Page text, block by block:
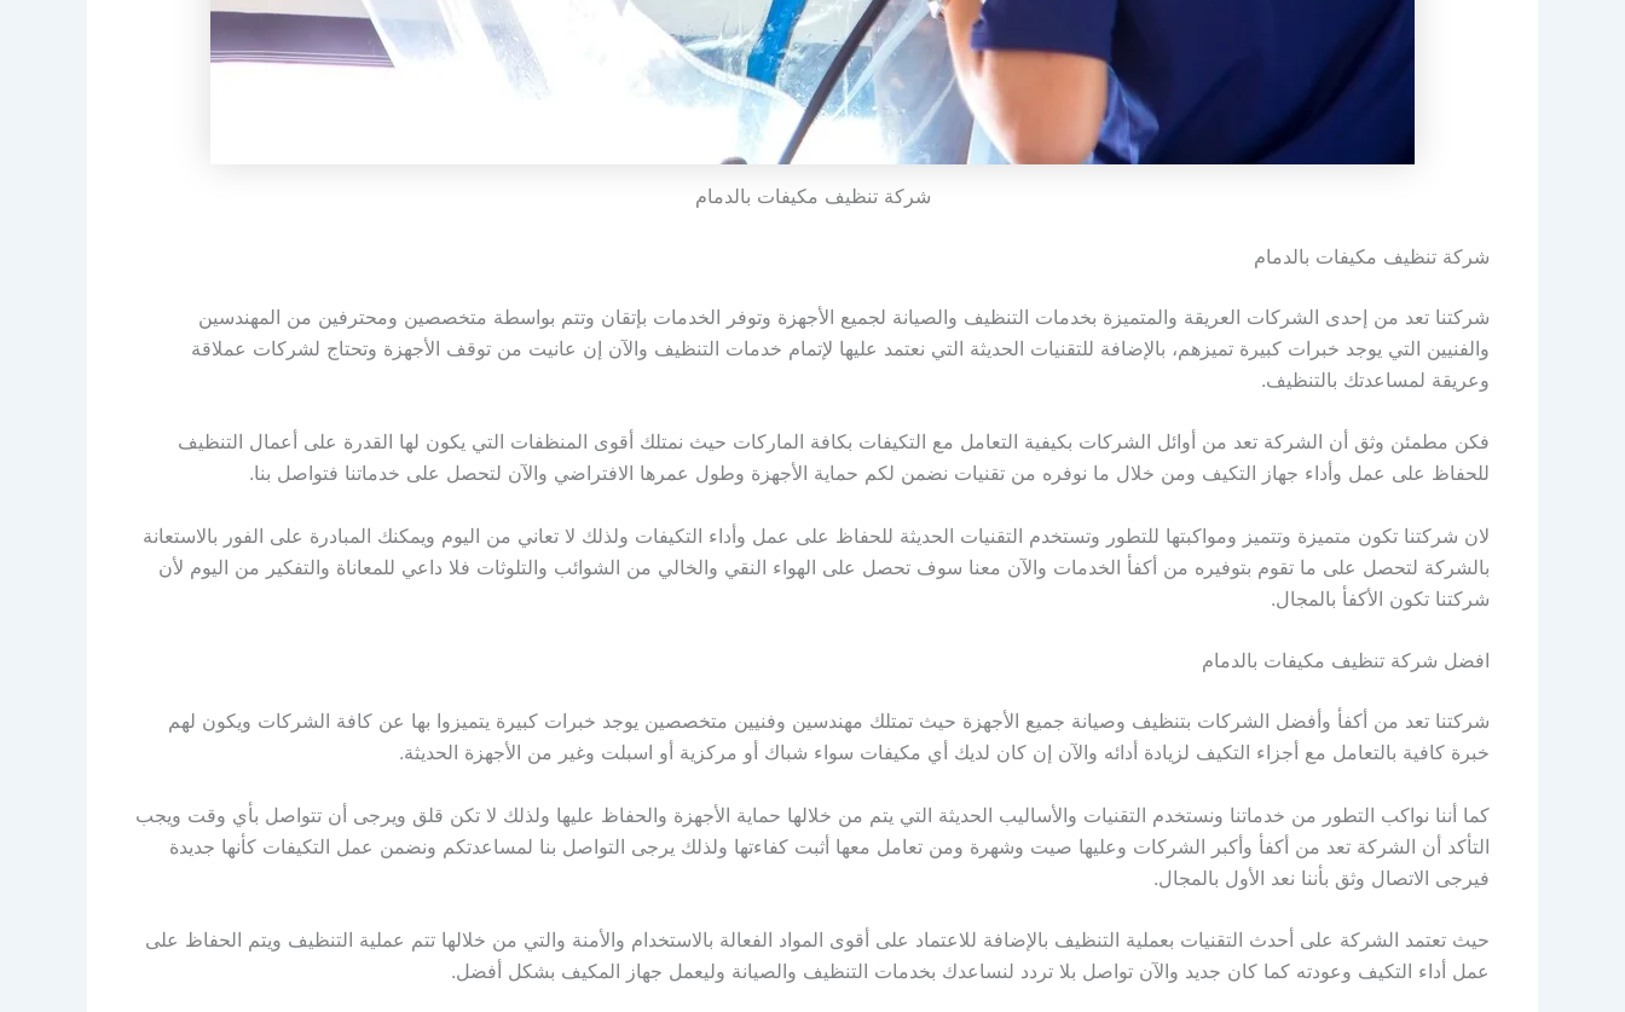
شركة تنظيف مكيفات بالدمام
شركة تنظيف مكيفات بالدمام
شركتنا تعد من إحدى الشركات العريقة والمتميزة بخدمات التنظيف والصيانة لجميع الأجهزة وتوفر الخدمات بإتقان وتتم بواسطة متخصصين ومحترفين من المهندسين
والفنيين التي يوجد خبرات كبيرة تميزهم، بالإضافة للتقنيات الحديثة التي نعتمد عليها لإتمام خدمات التنظيف والآن إن عانيت من توقف الأجهزة وتحتاج لشركات عملاقة
وعريقة لمساعدتك بالتنظيف.
فكن مطمئن وثق أن الشركة تعد من أوائل الشركات بكيفية التعامل مع التكيفات بكافة الماركات حيث نمتلك أقوى المنظفات التي يكون لها القدرة على أعمال التنظيف
للحفاظ على عمل وأداء جهاز التكيف ومن خلال ما نوفره من تقنيات نضمن لكم حماية الأجهزة وطول عمرها الافتراضي والآن لتحصل على خدماتنا فتواصل بنا.
لان شركتنا تكون متميزة وتتميز ومواكبتها للتطور وتستخدم التقنيات الحديثة للحفاظ على عمل وأداء التكيفات ولذلك لا تعاني من اليوم ويمكنك المبادرة على الفور بالاستعانة
بالشركة لتحصل على ما تقوم بتوفيره من أكفأ الخدمات والآن معنا سوف تحصل على الهواء النقي والخالي من الشوائب والتلوثات فلا داعي للمعاناة والتفكير من اليوم لأن
شركتنا تكون الأكفأ بالمجال.
افضل شركة تنظيف مكيفات بالدمام
شركتنا تعد من أكفأ وأفضل الشركات بتنظيف وصيانة جميع الأجهزة حيث تمتلك مهندسين وفنيين متخصصين يوجد خبرات كبيرة يتميزوا بها عن كافة الشركات ويكون لهم
خبرة كافية بالتعامل مع أجزاء التكيف لزيادة أدائه والآن إن كان لديك أي مكيفات سواء شباك أو مركزية أو اسبلت وغير من الأجهزة الحديثة.
كما أننا نواكب التطور من خدماتنا ونستخدم التقنيات والأساليب الحديثة التي يتم من خلالها حماية الأجهزة والحفاظ عليها ولذلك لا تكن قلق ويرجى أن تتواصل بأي وقت ويجب
التأكد أن الشركة تعد من أكفأ وأكبر الشركات وعليها صيت وشهرة ومن تعامل معها أثبت كفاءتها ولذلك يرجى التواصل بنا لمساعدتكم ونضمن عمل التكيفات كأنها جديدة
فيرجى الاتصال وثق بأننا نعد الأول بالمجال.
حيث تعتمد الشركة على أحدث التقنيات بعملية التنظيف بالإضافة للاعتماد على أقوى المواد الفعالة بالاستخدام والأمنة والتي من خلالها تتم عملية التنظيف ويتم الحفاظ على
عمل أداء التكيف وعودته كما كان جديد والآن تواصل بلا تردد لنساعدك بخدمات التنظيف والصيانة وليعمل جهاز المكيف بشكل أفضل.